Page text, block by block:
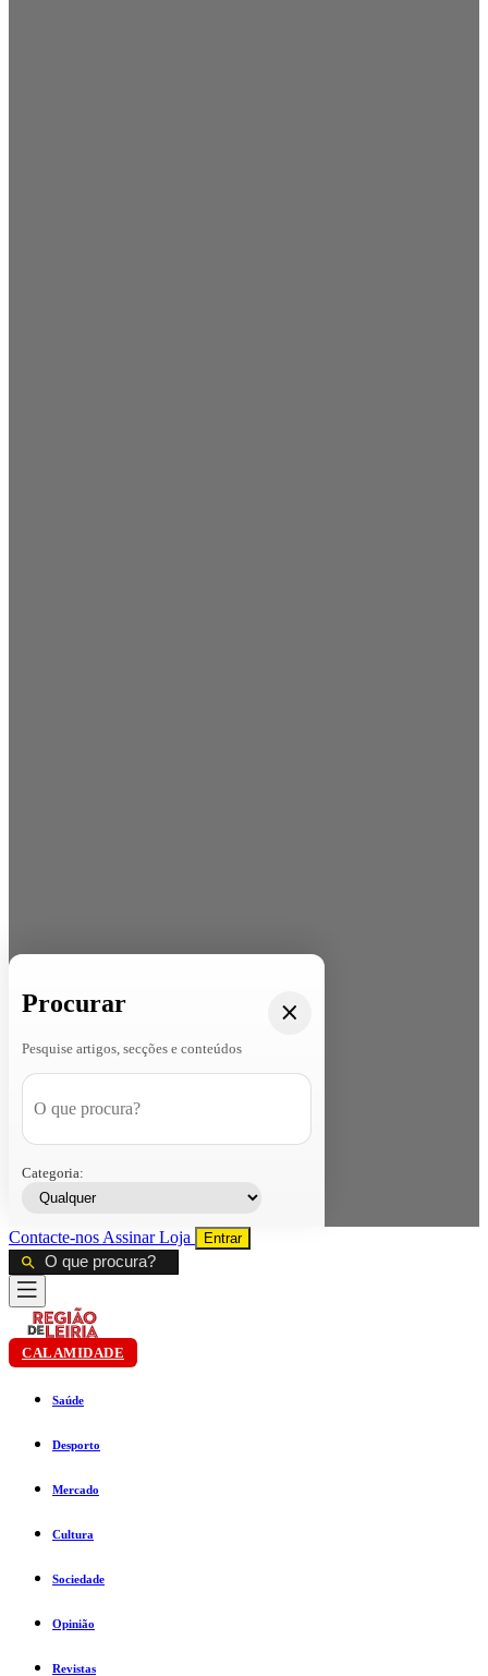
Procurar
Pesquise artigos, secções e conteúdos
Categoria:
Contacte-nos AssinarLoja Entrar
CALAMIDADE
Saúde
Desporto
Mercado
Cultura
Sociedade
Opinião
Revistas